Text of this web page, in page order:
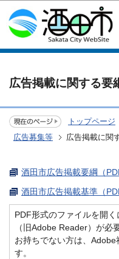
このペ
広告掲載に関する要
トップページ
広告募集等
広告掲載に関
酒田市広告掲載要綱（
酒田市広告掲載基準（
PDF形式のファイルを開
（旧Adobe Reader）が必
お持ちでない方は、
す。